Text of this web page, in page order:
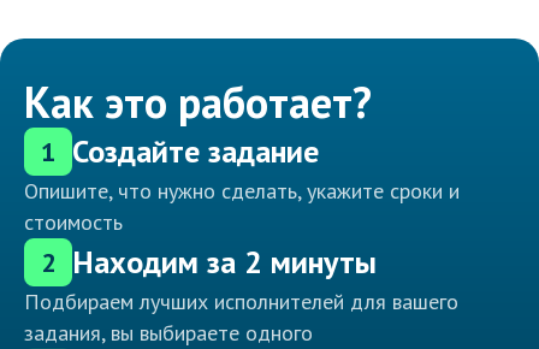
Как это работает?
1 Создайте задание
Опишите, что нужно сделать, укажите сроки и
стоимость
2 Находим за 2 минуты
Подбираем лучших исполнителей для вашего
задания, вы выбираете одного